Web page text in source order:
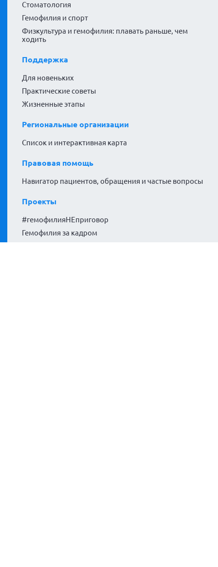
Стоматология
Гемофилия и спорт
Физкультура и гемофилия: плавать раньше, чем
ходить
Поддержка
Для новеньких
Практические советы
Жизненные этапы
Региональные организации
Список и интерактивная карта
Правовая помощь
Навигатор пациентов, обращения и частые вопросы
Проекты
#гемофилияНЕприговор
Гемофилия за кадром